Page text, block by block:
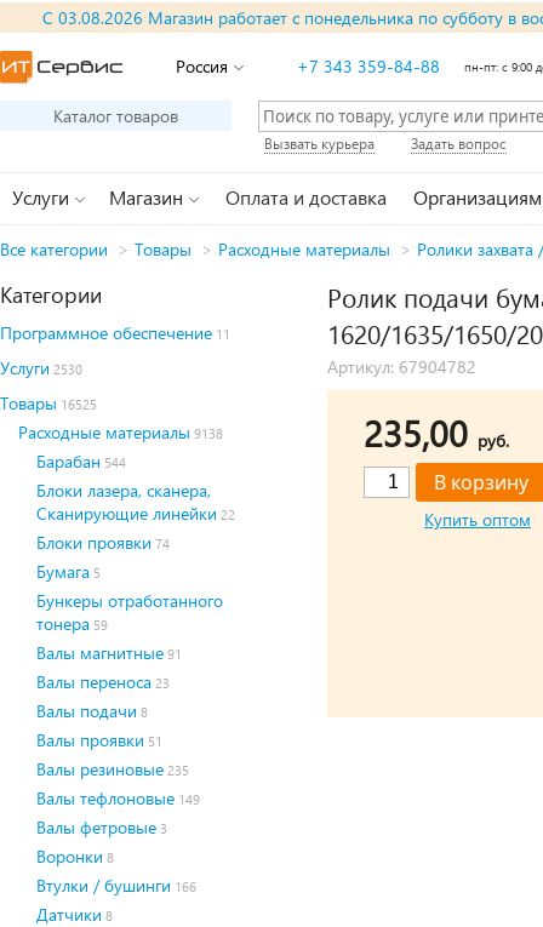
С 03.08.2026 Магазин работает с понедельника по субботу в
Россия +7 343 359-84-88 пн-пт: с 9:00
Каталог товаров
Вызвать курьера Задать вопрос
Услуги Магазин Оплата и доставка Организациям
Все категории > Товары > Расходные материалы > Ролики
Категории
Программное обеспечение 11
Услуги 2530
Товары 16525
Расходные материалы 9138
Барабан 544
Блоки лазера, сканера,
Сканирующие линейки 22
Блоки проявки 74
Бумага 5
Бункеры отработанного
тонера 59
Валы магнитные 91
Валы переноса 23
Валы подачи 8
Валы проявки 51
Валы резиновые 235
Валы тефлоновые 149
Валы фетровые 3
Воронки 8
Втулки / бушинги 166
Датчики 8
Ролик подачи
1620/1635/1650/
Артикул: 67904782
235,00 руб.
Купить оптом